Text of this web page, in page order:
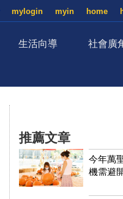
home
myin
mylogin
生活向導 社會廣
推薦文章
今年萬
機需避